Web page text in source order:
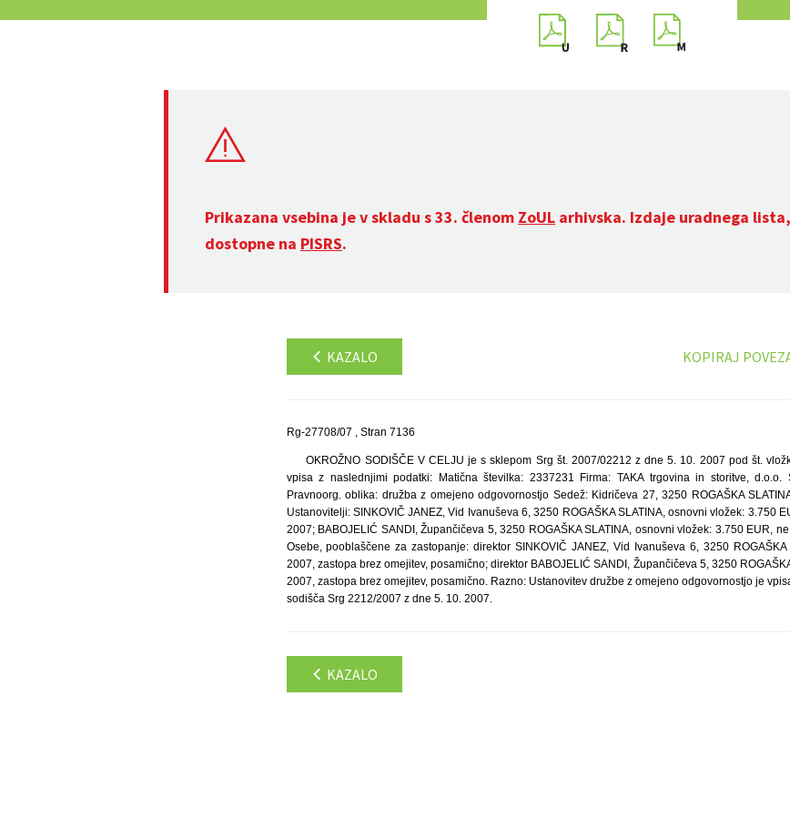
Prikazana vsebina je v skladu s 33. členom ZoUL arhivska. Izdaje uradnega
dostopne na PISRS.
KAZALO KOPIRAJ
Rg-27708/07 , Stran 7136
OKROŽNO SODIŠČE V CELJU je s sklepom Srg št. 2007/02212 z dne 5. 10. 2007 pod št.
vpisa z naslednjimi podatki: Matična številka: 2337231 Firma: TAKA trgovina in storitve, d.o.o.
Pravnoorg. oblika: družba z omejeno odgovornostjo Sedež: Kidričeva 27, 3250 ROGAŠKA
Ustanovitelji: SINKOVIČ JANEZ, Vid Ivanuševa 6, 3250 ROGAŠKA SLATINA, osnovni vložek: 3.750
2007; BABOJELIĆ SANDI, Župančičeva 5, 3250 ROGAŠKA SLATINA, osnovni vložek: 3.750 EUR,
Osebe, pooblaščene za zastopanje: direktor SINKOVIČ JANEZ, Vid Ivanuševa 6, 3250
2007, zastopa brez omejitev, posamično; direktor BABOJELIĆ SANDI, Župančičeva 5, 3250
2007, zastopa brez omejitev, posamično. Razno: Ustanovitev družbe z omejeno odgovornostjo je
sodišča Srg 2212/2007 z dne 5. 10. 2007.
KAZALO